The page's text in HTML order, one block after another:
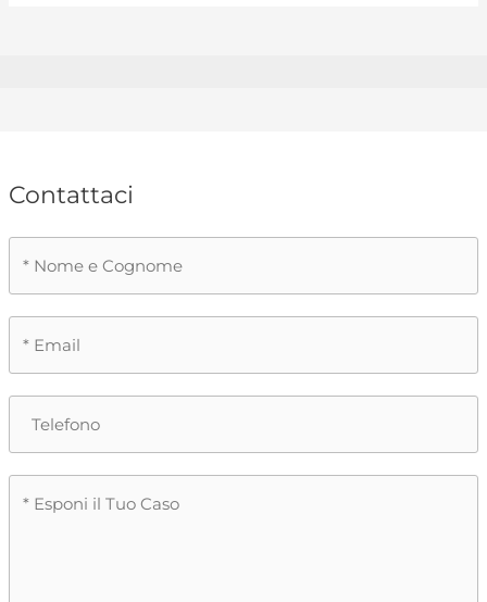
Contattaci